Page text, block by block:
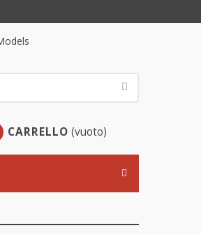
CARRELLO (vuoto)